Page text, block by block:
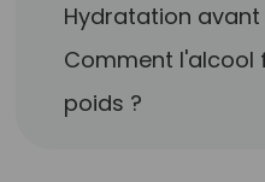
Hydratation
Comment l'alcool
poids ?